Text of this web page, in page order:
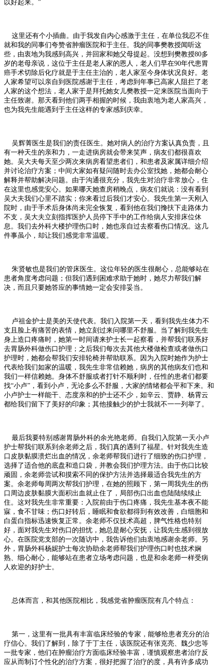
以好起来。”
这里还有个小插曲。由于我发自内心感激于主任，在单位我忍不住
就和我的同事们夸赞省肿瘤医院和于主任。我的同事樊教授闻听这
些，由衷地为我感到高兴，并回家和她父母提起。没想到樊教授80多
岁的老母亲说，这位于主任是老人家的恩人，老人们早在90年代患胃
癌手术切除后化疗就是于主任主治的，老人家至今身体状况良好。老
人家希望可以亲自到医院感谢于主任，考虑到年事已高家人阻拦了老
人家的这个想法，老人家于是拜托她女儿樊教授一定来医院当面向于
主任致谢。那天看到他们两手相握的时候，我由衷地为老人家高兴，
也为我先生能遇到于主任这样的专家感到庆幸。
吴辉菁医生是我们的责任医生。她对病人的治疗方案认真负责，且
有一种天生的亲和力，一走进病房就会带来笑声，病友们都很喜欢
她。吴大夫每天至少两次来病房看望患者们，和患者及家属详细介绍
并讨论治疗方案；中间大家如有疑问随时去办公室找她，她都会耐心
解释并帮助解决问题。由于沟通很充分，我先生对治疗非常放心，住
在这里也感觉安心。如果哪天她查房稍晚点，病友们就说：没有看到
吴大夫我们心里不踏实；你来看过后我们才安心。我先生第一天刚入
院时，由于手术后身体尚未完全恢复，看到他在我们搀扶下走路体力
不支，吴大夫立刻指挥医护人员停下手中的工作给病人安排床位休
息。我们去外科大楼护理伤口时，她也亲自过去察看伤口情况。这几
件事虽小，却让我们感觉非常温暖。
朱贤敏也是我们的管床医生。这位年轻的医生很耐心，总能够站在
患者角度考虑问题；但我们遇到困难求助于她时，她尽力帮我们解
决，而且只要她答应的事情她一定会安排妥当。
卢祖金护士是美的天使代表。我们入院第一天，看到我先生体力不
支且脸上有痛苦的表情，她立刻过来问哪里不舒服。当了解到我先生
身上造口疼痛时，她第一时间请来护士长一起察看，并帮我们联系好
去胃肠外科做伤口护理；之后我们每次去其他大楼做检查或者做伤口
护理时，她都会帮我们安排轮椅并帮助联系。因为入院时她作为护士
代表给我们如家的温暖，我先生非常信赖她，病房的其他病友们也和
我们一样信赖她。身体不舒服或者打针不顺利时，任性的患者们都要
找“小卢”，看到小卢，无论多么不舒服，大家的情绪都会平和下来。和
小卢护士一样能干、态度亲和的护士还不少，如辛云、贾静、杨霄云
都给我们留下了美好的印象；其他接触少的护士我就不一一列举了。
最后我要特别感谢胃肠外科的余光艳老师。自我们入院第一天小卢
护士帮我们联系到余老师之后，我们真的遇到了福星。针对我先生造
口皮肤黏膜溃烂出血的情况，余老师帮我们进行了细致的伤口护理，
选择了适合他的底盘和造口袋，并教会我们护理方法。由于伤口比较
顽固，余老师尝试和摸索不同的保护方法并选择最适合我先生的方
案。余老师每周两次帮我们护理，在她的照顾下，第一周我先生的伤
口周边皮肤黏膜大面积出血就止住了，局部伤口出血也陆陆续续止
住。这对我先生非常重要：入院前由于伤口疼痛，我先生基本夜不能
寐，食不甘味；伤口好转后，睡眠和食欲都得到有效改善，白细胞和
白蛋白指标迅速恢复正常。余老师不仅技术高超，脾气性格也特别
好，面对我先生对伤口的担忧，她总是耐心安抚，让我先生感到很放
心。在医院党支部的一次随访中，我告诉他们由衷地感谢余老师。另
外，胃肠外科杨妮护士每次协助余老师帮我们护理伤口时也技术娴
熟、细心耐心，能够站在患者立场考虑问题，也是和余老师一样受病
人欢迎的好护士。
总体而言，和其他医院相比，我感觉省肿瘤医院有几个特点：
第一，这里有一批具有丰富临床经验的专家，能够给患者充分的治
疗信心。我们了解到，除了于丁主任，该医院还有张克亮、魏少忠等
一批专家，他们在肿瘤治疗方面临床经验丰富，谨慎观察患者治疗反
应从而制订个性化的治疗方案，很好把握了治疗的度，具有许多成功